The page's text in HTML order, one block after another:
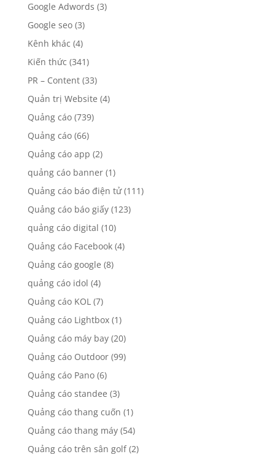
Google Adwords (3)
Google seo(3)
Kênh khác (4)
Kiến thức (341)
PR – Content(33)
Quản trị Website (4)
Quảng cáo(739)
Quảng cáo(66)
Quảng cáo app (2)
quảng cáo banner(1)
Quảng cáo báo điện tử(111)
Quảng cáo báo giấy(123)
quảng cáo digital (10)
Quảng cáo Facebook(4)
Quảng cáo google (8)
quảng cáo idol (4)
Quảng cáo KOL(7)
Quảng cáo Lightbox(1)
Quảng cáo máy bay(20)
Quảng cáo Outdoor(99)
Quảng cáo Pano(6)
Quảng cáo standee (3)
Quảng cáo thang cuốn (1)
Quảng cáo thang máy(54)
Quảng cáo trên sân golf(2)